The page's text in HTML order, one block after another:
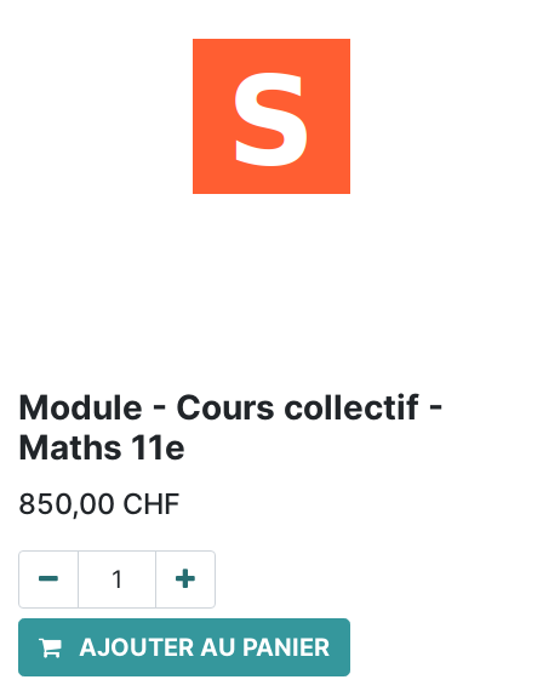
Module - Cours collectif -
Maths 11e
850,00 CHF
AJOUTER AU PANIER